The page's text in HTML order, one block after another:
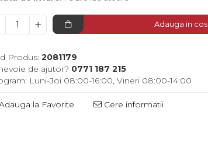
Adauga in cos
Produs: 2081179
de ajutor? 0771 187 215
Luni-Joi 08:00-16:00, Vineri 08:00-14:00
la Favorite Cere informatii